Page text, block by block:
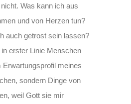
Was kann ich aus
und von Herzen tun?
auch getrost sein lassen?
erster Linie Menschen
Erwartungsprofil meines
sondern Dinge von
weil Gott sie mir